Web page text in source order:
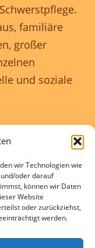
wir Technologien wie
oder darauf
können wir Daten
Website
oder zurückziehst,
werden.
familiäre
großer
und soziale
und